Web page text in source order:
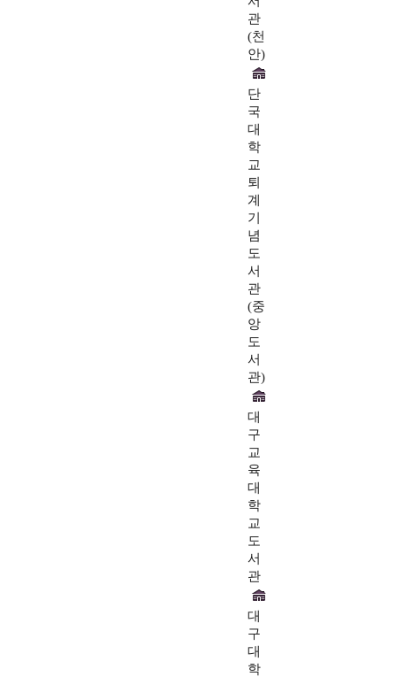
관
(천
안)
단
국
대
학
교
퇴
계
기
념
도
서
관
(중
앙
도
서
관)
대
구
교
육
대
학
교
도
서
관
대
구
대
학